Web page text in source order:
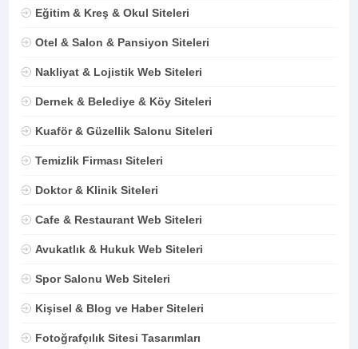
Eğitim & Kreş & Okul Siteleri
Otel & Salon & Pansiyon Siteleri
Nakliyat & Lojistik Web Siteleri
Dernek & Belediye & Köy Siteleri
Kuaför & Güzellik Salonu Siteleri
Temizlik Firması Siteleri
Doktor & Klinik Siteleri
Cafe & Restaurant Web Siteleri
Avukatlık & Hukuk Web Siteleri
Spor Salonu Web Siteleri
Kişisel & Blog ve Haber Siteleri
Fotoğrafçılık Sitesi Tasarımları